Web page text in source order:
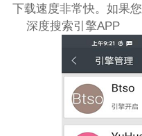
下载速度非常快。如果
深度搜索引擎APP